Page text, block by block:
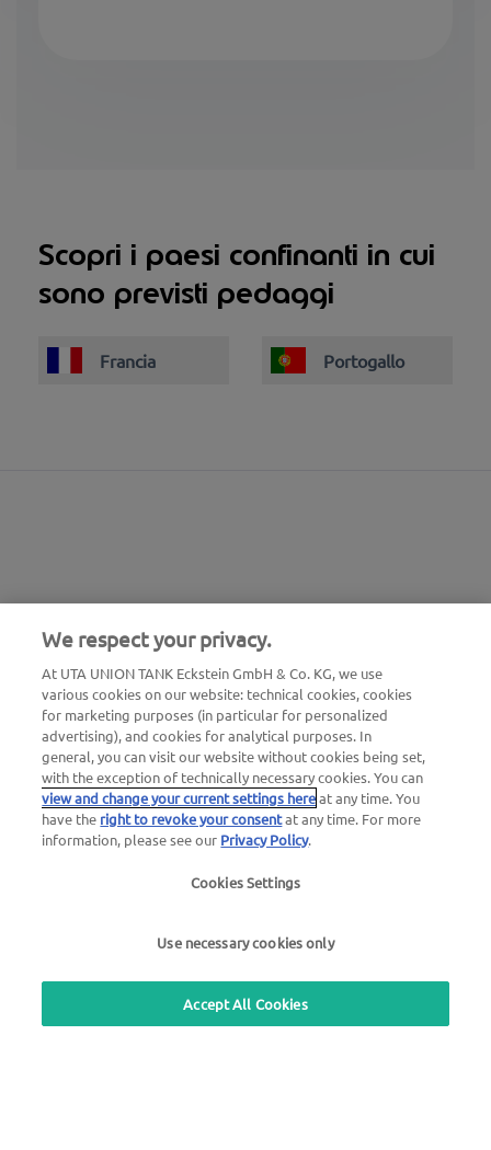
Scopri i paesi confinanti in cui
sono previsti pedaggi
Francia Portogallo
Numero di emergenza guasti
24 ore su 24
00800 - 88 27 37 84 (gratuito)
Numero di emergenza blocco carte
24 ore su 24
+49 6027 509-666
Domande generali su UTA Edenred
We respect your privacy.
At UTA UNION TANK Eckstein GmbH & Co. KG, we use
various cookies on our website: technical cookies, cookies
for marketing purposes (in particular for personalized
advertising), and cookies for analytical purposes. In
general, you can visit our website without cookies being set,
with the exception of technically necessary cookies. You can
view and change your current settings hereat any time. You
have the right to revoke your consentat any time. For more
information, please see our Privacy Policy.
Cookies Settings
Use necessary cookies only
Accept All Cookies